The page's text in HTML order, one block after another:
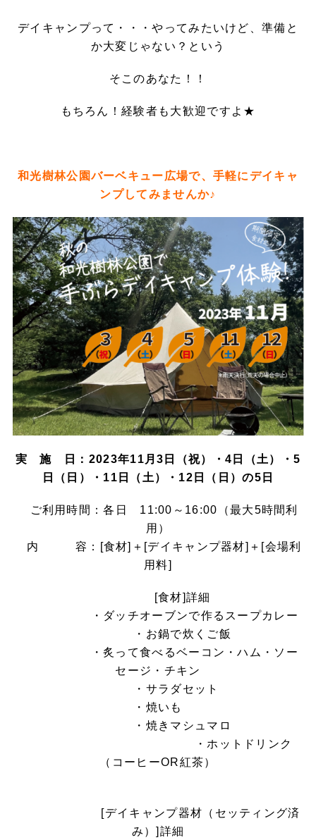
デイキャンプって・・・やってみたいけど、準備と
か大変じゃない？という
そこのあなた！！
もちろん！経験者も大歓迎ですよ★
和光樹林公園バーベキュー広場で、手軽にデイキャ
ンプしてみませんか♪
実 施 日：2023年11月3日（祝）・4日（土）・5
日（日）・11日（土）・12日（日）の5日
ご利用時間：各日 11:00～16:00（最大5時間利
用）
内 容：[食材]＋[デイキャンプ器材]＋[会場利
用料]
[食材]詳細
・ダッチオーブンで作るスープカレー
・お鍋で炊くご飯
・炙って食べるベーコン・ハム・ソー
セージ・チキン
・サラダセット
・焼いも
・焼きマシュマロ
・ホットドリンク
（コーヒーOR紅茶）
[デイキャンプ器材（セッティング済
み）]詳細